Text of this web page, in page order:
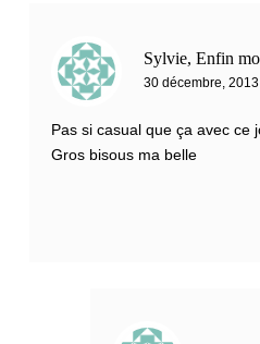
Sylvie, Enfin
30 décembre, 2013
Pas si casual que ça avec ce
Gros bisous ma belle